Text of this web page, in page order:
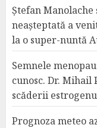
Ștefan Manolache
neașteptată a
la o super-nuntă
Semnele
cunosc. Dr. Mihail
scăderii
Prognoza meteo